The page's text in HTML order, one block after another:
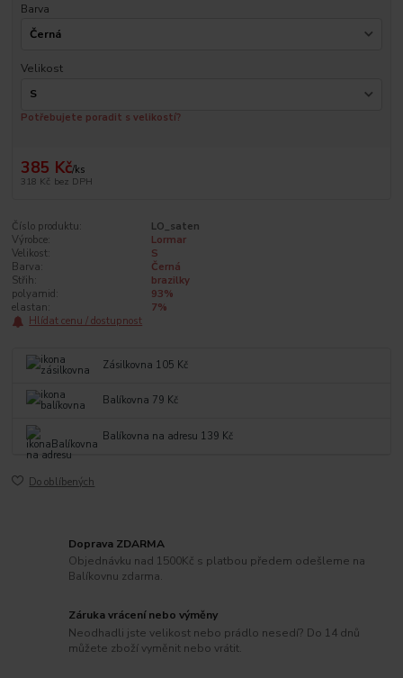
Barva
Velikost
Potřebujete poradit s velikostí?
385 Kč/ks
318 Kč bez DPH
Číslo produktu:
LO_saten
Výrobce:
Lormar
Velikost:
S
Barva:
Černá
Střih:
brazilky
polyamid:
93%
elastan:
7%
Hlídat cenu / dostupnost
Zásilkovna 105 Kč
Balíkovna 79 Kč
Balíkovna na adresu 139 Kč
Do oblíbených
Doprava ZDARMA
Objednávku nad 1500Kč s platbou předem odešleme na
Balíkovnu zdarma.
Záruka vrácení nebo výměny
Neodhadli jste velikost nebo prádlo nesedí? Do 14 dnů
můžete zboží vyměnit nebo vrátit.